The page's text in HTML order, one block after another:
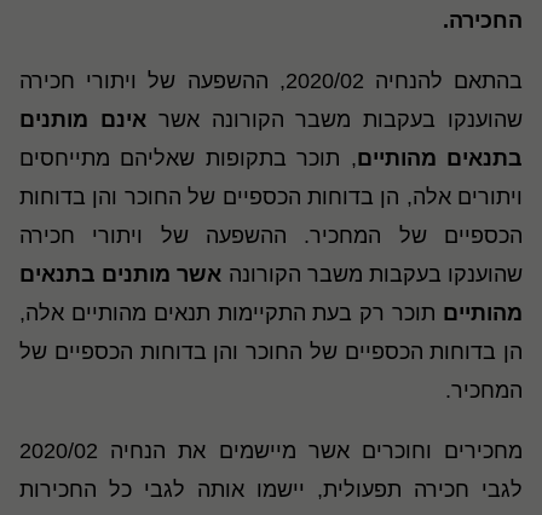
החכירה.
בהתאם להנחיה 2020/02, ההשפעה של ויתורי חכירה
שהוענקו בעקבות משבר הקורונה אשר אינם מותנים
בתנאים מהותיים, תוכר בתקופות שאליהם מתייחסים
ויתורים אלה, הן בדוחות הכספיים של החוכר והן בדוחות
הכספיים של המחכיר. ההשפעה של ויתורי חכירה
שהוענקו בעקבות משבר הקורונה אשר מותנים בתנאים
מהותיים תוכר רק בעת התקיימות תנאים מהותיים אלה,
הן בדוחות הכספיים של החוכר והן בדוחות הכספיים של
המחכיר.
מחכירים וחוכרים אשר מיישמים את הנחיה 2020/02
לגבי חכירה תפעולית, יישמו אותה לגבי כל החכירות